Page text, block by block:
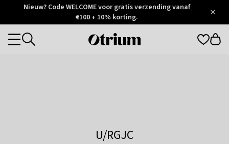
Otrium
Trustpilot
Nieuw? Code WELCOME voor gratis verzending vanaf
€100 + 10% korting.
Otrium
Categories
U/RGJC